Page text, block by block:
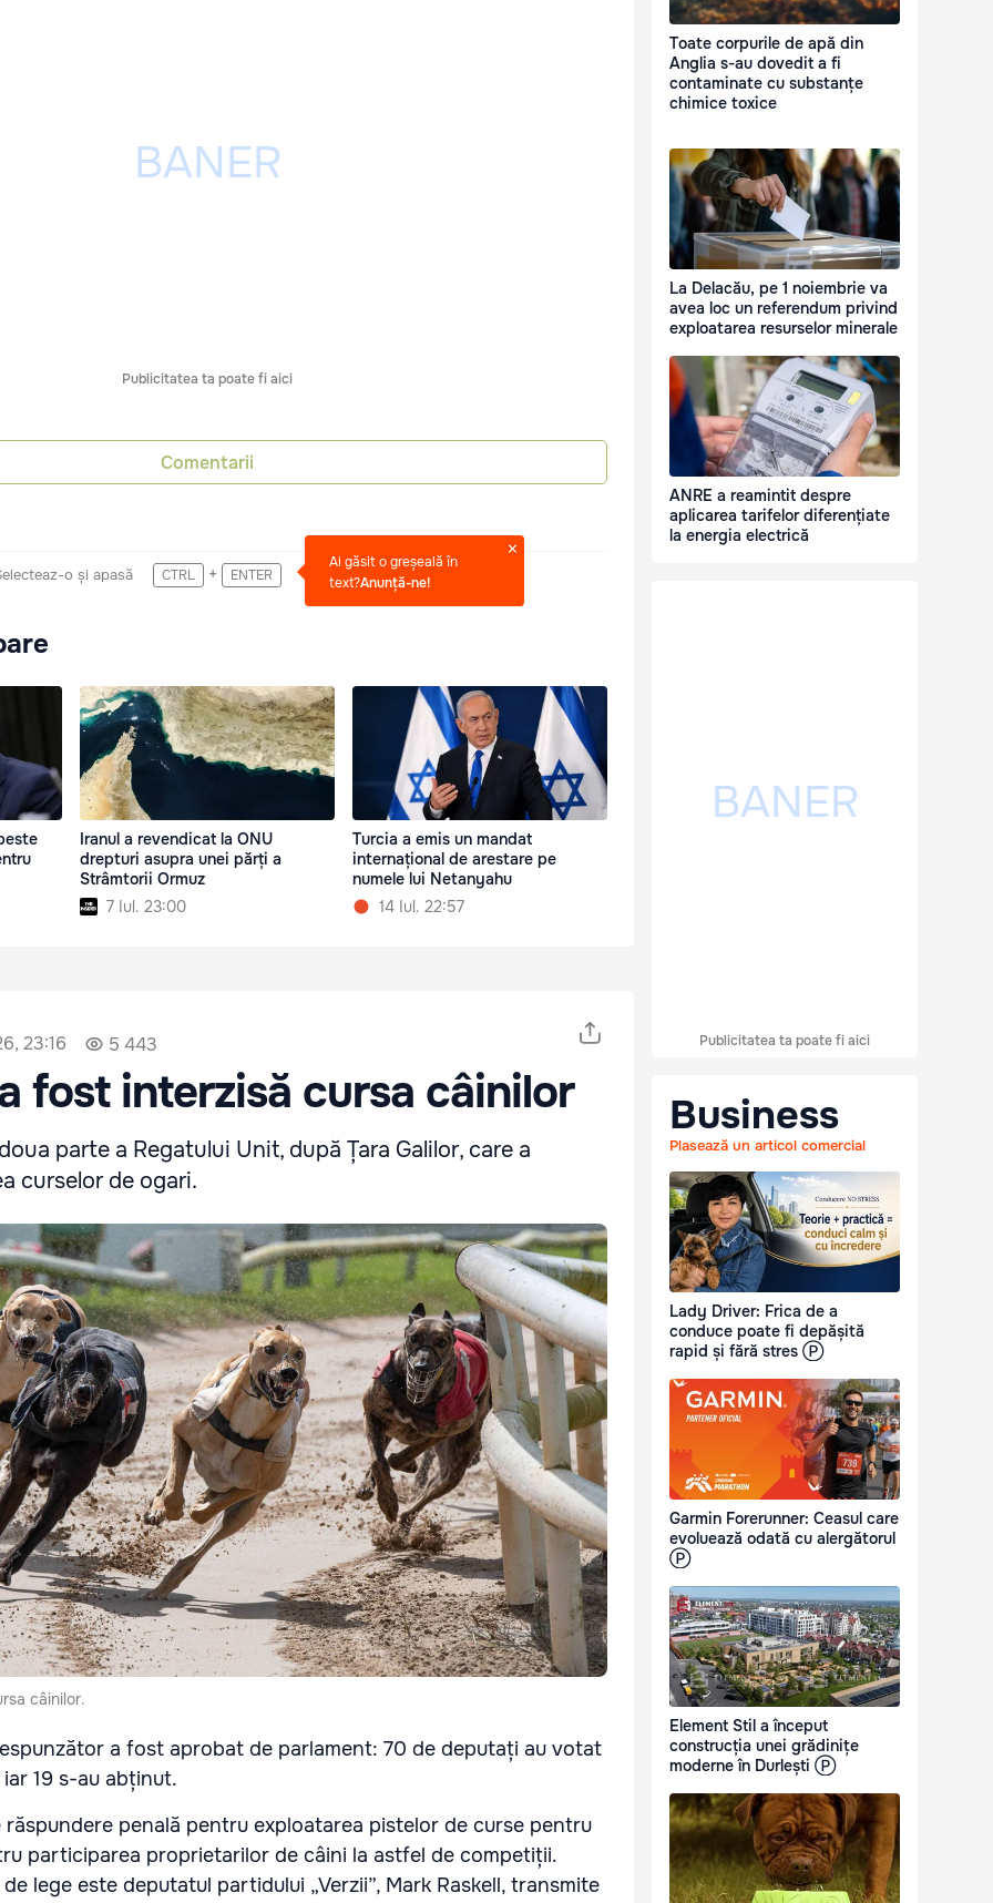
Publicitatea ta poate fi aici
Comentarii
o și apasă CTRL + ENTER
Ai găsit o greșeală în
text?Anunță-ne!
Iranul a revendicat la ONU
drepturi asupra unei părți a
Strâmtorii Ormuz
7 Iul. 23:00
Turcia a emis un mandat
internațional de arestare pe
numele lui Netanyahu
14 Iul. 22:57
23:16 5 443
fost interzisă cursa câinilor
parte a Regatului Unit, după Țara Galilor, care a
curselor de ogari.
câinilor.
a fost aprobat de parlament: 70 de deputați au votat
19 s-au abținut.
penală pentru exploatarea pistelor de curse pentru
participarea proprietarilor de câini la astfel de competiții.
lege este deputatul partidului „Verzii”, Mark Raskell, transmite
Toate corpurile de apă din
Anglia s-au dovedit a fi
contaminate cu substanțe
chimice toxice
La Delacău, pe 1 noiembrie va
avea loc un referendum privind
exploatarea resurselor minerale
ANRE a reamintit despre
aplicarea tarifelor diferențiate
la energia electrică
Publicitatea ta poate fi aici
Business
Plasează un articol comercial
Lady Driver: Frica de a
conduce poate fi depășită
rapid și fără stres Ⓟ
Garmin Forerunner: Ceasul care
evoluează odată cu alergătorul
Ⓟ
Element Stil a început
construcția unei grădinițe
moderne în Durlești Ⓟ